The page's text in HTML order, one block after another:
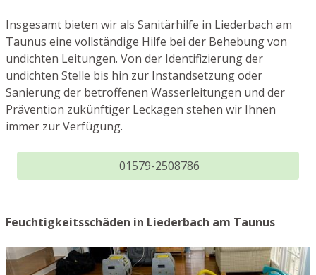
Insgesamt bieten wir als Sanitärhilfe in Liederbach am
Taunus eine vollständige Hilfe bei der Behebung von
undichten Leitungen. Von der Identifizierung der
undichten Stelle bis hin zur Instandsetzung oder
Sanierung der betroffenen Wasserleitungen und der
Prävention zukünftiger Leckagen stehen wir Ihnen
immer zur Verfügung.
01579-2508786
Feuchtigkeitsschäden in Liederbach am Taunus